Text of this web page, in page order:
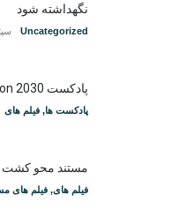
نگهداشته شود
Uncategorized
پادکست Vision 2030 - قسمت 2
پادکست ها, فیلم های
مستند محو کشت
فیلم های, فیلم های